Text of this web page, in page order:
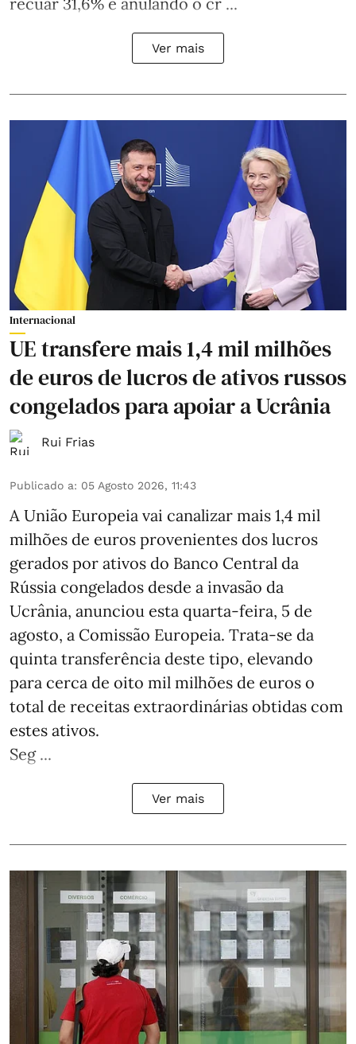
Ver mais
Internacional
UE transfere mais 1,4 mil milhões
de euros de lucros de ativos russos
congelados para apoiar a Ucrânia
Rui Frias
Publicado a: 05 Agosto 2026, 11:43
A União Europeia vai canalizar mais 1,4 mil
milhões de euros provenientes dos lucros
gerados por ativos do Banco Central da
Rússia congelados desde a invasão da
Ucrânia, anunciou esta quarta-feira, 5 de
agosto, a Comissão Europeia. Trata-se da
quinta transferência deste tipo, elevando
para cerca de oito mil milhões de euros o
total de receitas extraordinárias obtidas com
estes ativos.
Seg ...
Ver mais